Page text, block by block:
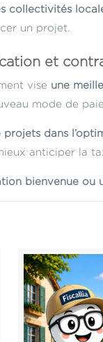
collectivités
un projet.
et
vise une
mode de
dans
anticiper la
bienvenue ou